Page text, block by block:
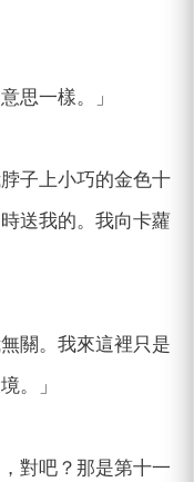
思一樣。」
子上小巧的金色十
送我的。我向卡蘿
關。我來這裡只是
。」
對吧？那是第十一